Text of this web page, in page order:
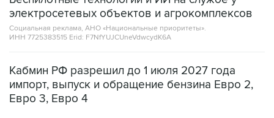
электросетевых объектов и агрокомплексов
Социальная реклама, АНО «Национальные приоритеты».
ИНН 7725383515 Erid: F7NfYUJCUneVdwcydK6A
Кабмин РФ разрешил до 1 июля 2027 года
импорт, выпуск и обращение бензина Евро 2,
Евро 3, Евро 4